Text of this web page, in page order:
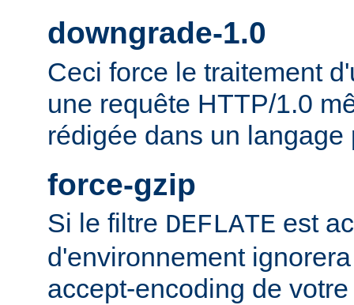
downgrade-1.0
Ceci force le traitement
une requête HTTP/1.0
rédigée dans un langage
force-gzip
Si le filtre DEFLATE est
d'environnement
accept-encoding de